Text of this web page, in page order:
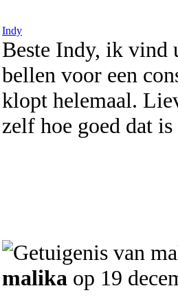
Indy
Beste Indy, ik vind
bellen voor een
klopt helemaal.
zelf hoe goed dat
malika op 19